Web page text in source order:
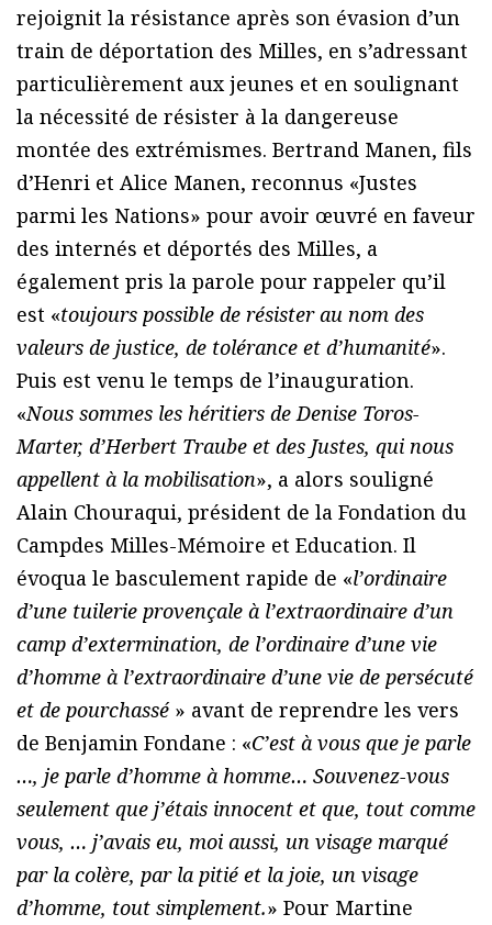
rejoignit la résistance après son évasion d’un
train de déportation des Milles, en s’adressant
particulièrement aux jeunes et en soulignant
la nécessité de résister à la dangereuse
montée des extrémismes. Bertrand Manen, fils
d’Henri et Alice Manen, reconnus «Justes
parmi les Nations» pour avoir œuvré en faveur
des internés et déportés des Milles, a
également pris la parole pour rappeler qu’il
est «toujours possible de résister au nom des
valeurs de justice, de tolérance et d’humanité».
Puis est venu le temps de l’inauguration.
«Nous sommes les héritiers de Denise Toros-
Marter, d’Herbert Traube et des Justes, qui nous
appellent à la mobilisation», a alors souligné
Alain Chouraqui, président de la Fondation du
Campdes Milles-Mémoire et Education. Il
évoqua le basculement rapide de «l’ordinaire
d’une tuilerie provençale à l’extraordinaire d’un
camp d’extermination, de l’ordinaire d’une vie
d’homme à l’extraordinaire d’une vie de persécuté
et de pourchassé » avant de reprendre les vers
de Benjamin Fondane : «C’est à vous que je parle
…, je parle d’homme à homme… Souvenez-vous
seulement que j’étais innocent et que, tout comme
vous, … j’avais eu, moi aussi, un visage marqué
par la colère, par la pitié et la joie, un visage
d’homme, tout simplement.» Pour Martine